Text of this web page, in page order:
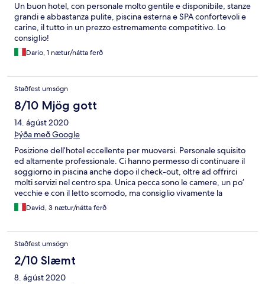
Un buon hotel, con personale molto gentile e disponibile, stanze
grandi e abbastanza pulite, piscina esterna e SPA confortevoli e
carine, il tutto in un prezzo estremamente competitivo. Lo
consiglio!
Dario, 1 nætur/nátta ferð
Staðfest umsögn
8/10 Mjög gott
14. ágúst 2020
Þýða með Google
Posizione dell’hotel eccellente per muoversi. Personale squisito
ed altamente professionale. Ci hanno permesso di continuare il
soggiorno in piscina anche dopo il check-out, oltre ad offrirci
molti servizi nel centro spa. Unica pecca sono le camere, un po’
vecchie e con il letto scomodo, ma consiglio vivamente la
struttura.
David, 3 nætur/nátta ferð
Staðfest umsögn
2/10 Slæmt
8. ágúst 2020